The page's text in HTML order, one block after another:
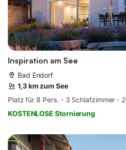
Inspiration am See
Bad Endorf
1,3 km zum See
Platz für 8 Pers.
3 Schlafzimmer
KOSTENLOSE Stornierung